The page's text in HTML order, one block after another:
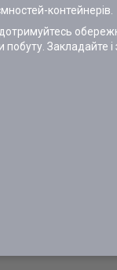
контейнерів.
Закладайте